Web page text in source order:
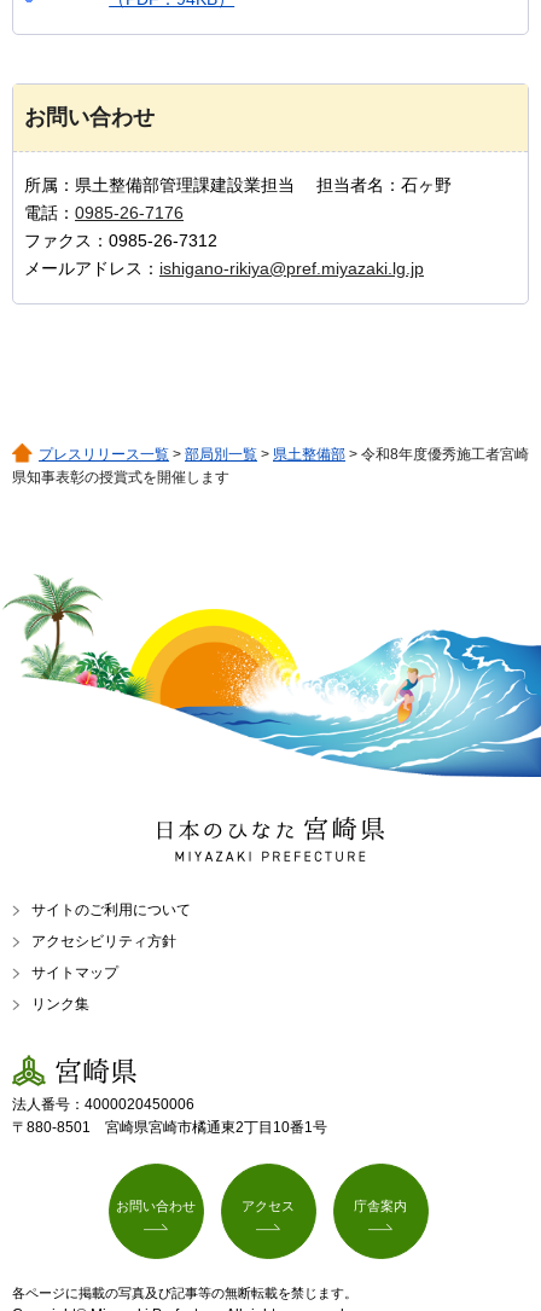
お問い合わせ
所属：県土整備部管理課建設業担当 担当者名：石ヶ野
電話： 0985-26-7176
ファクス：0985-26-7312
メールアドレス： ishigano-rikiya@pref.miyazaki.lg.jp
プレスリリース一覧 > 部局別一覧 > 県土整備部 > 令和8年度優秀施工者宮崎
県知事表彰の授賞式を開催します
日本のひなた 宮崎県
MIYAZAKI PREFECTURE
サイトのご利用について
アクセシビリティ方針
サイトマップ
リンク集
宮崎県
法人番号：4000020450006
〒880-8501 宮崎県宮崎市橘通東2丁目10番1号
お問い合わせ アクセス 庁舎案内
各ページに掲載の写真及び記事等の無断転載を禁じます。